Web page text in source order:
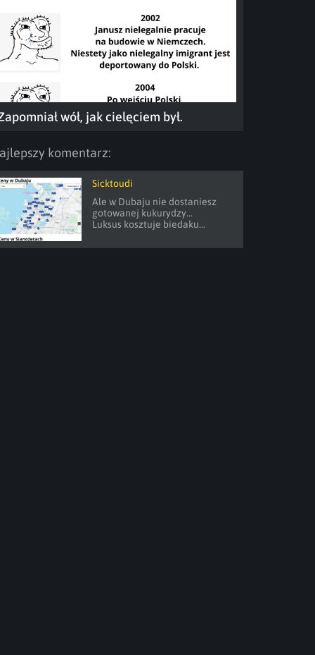
wół, jak cielęciem był.
komentarz:
Sicktoudi
Ale w Dubaju nie dostaniesz
gotowanej kukurydzy...
Luksus kosztuje biedaku...